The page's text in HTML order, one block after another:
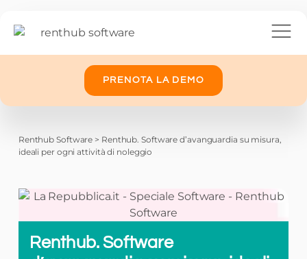
PRENOTA LA DEMO
Renthub Software > Renthub. Software d’avanguardia su misura,
ideali per ogni attività di noleggio
Renthub. Software